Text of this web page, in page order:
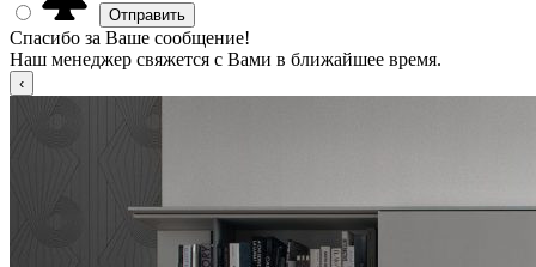
Спасибо за Ваше сообщение!
Наш менеджер свяжется с Вами в ближайшее время.